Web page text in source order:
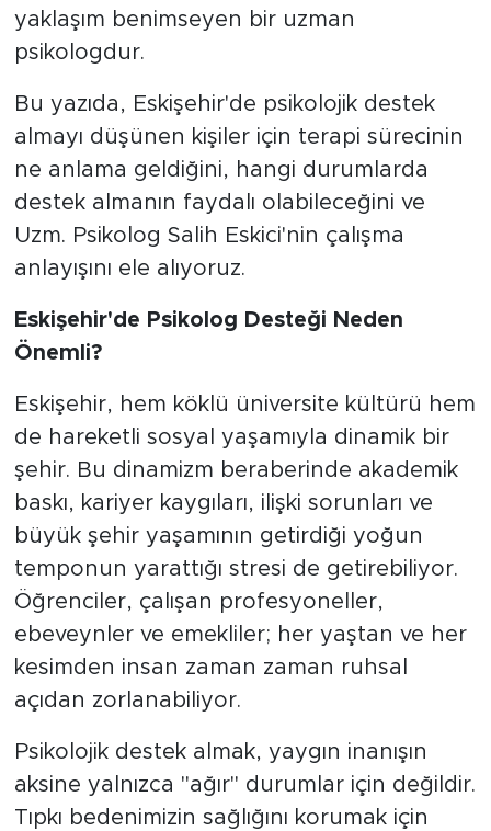
yaklaşım benimseyen bir uzman
psikologdur.
Bu yazıda, Eskişehir'de psikolojik destek
almayı düşünen kişiler için terapi sürecinin
ne anlama geldiğini, hangi durumlarda
destek almanın faydalı olabileceğini ve
Uzm. Psikolog Salih Eskici'nin çalışma
anlayışını ele alıyoruz.
Eskişehir'de Psikolog Desteği Neden
Önemli?
Eskişehir, hem köklü üniversite kültürü hem
de hareketli sosyal yaşamıyla dinamik bir
şehir. Bu dinamizm beraberinde akademik
baskı, kariyer kaygıları, ilişki sorunları ve
büyük şehir yaşamının getirdiği yoğun
temponun yarattığı stresi de getirebiliyor.
Öğrenciler, çalışan profesyoneller,
ebeveynler ve emekliler; her yaştan ve her
kesimden insan zaman zaman ruhsal
açıdan zorlanabiliyor.
Psikolojik destek almak, yaygın inanışın
aksine yalnızca "ağır" durumlar için değildir.
Tıpkı bedenimizin sağlığını korumak için